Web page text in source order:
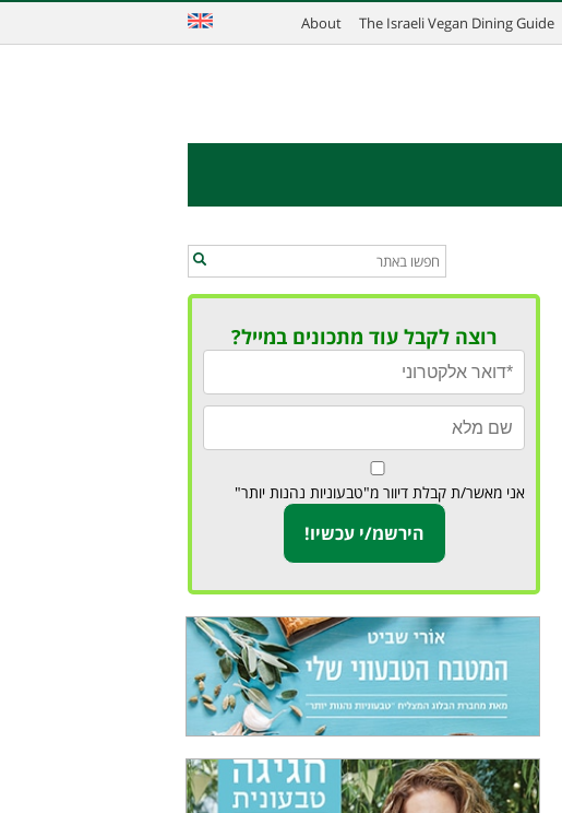
The Israeli Vegan Dining Guide
About
רוצה לקבל עוד מתכונים במייל?
אני מאשר/ת קבלת דיוור מ"טבעוניות נהנות יותר"